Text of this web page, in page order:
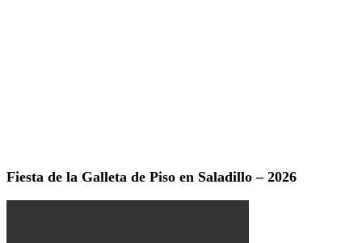
Fiesta de la Galleta de Piso en Saladillo – 2026